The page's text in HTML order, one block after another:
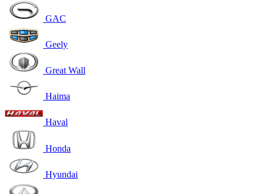
GAC
Geely
Great Wall
Haima
Haval
Honda
Hyundai